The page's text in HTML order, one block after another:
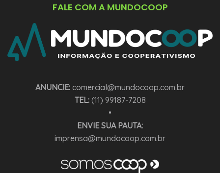
FALE COM A MUNDOCOOP
ANUNCIE: comercial@mundocoop.com.br
TEL:(11) 99187-7208
•
ENVIE SUA PAUTA:
imprensa@mundocoop.com.br